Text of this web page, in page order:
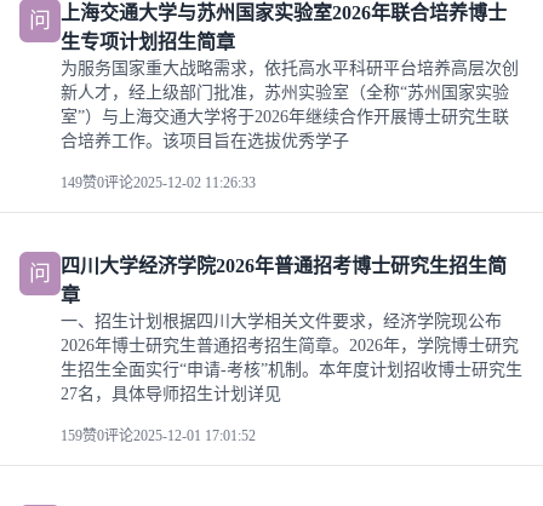
问
上海交通大学与苏州国家实验室2026年联合培养博士
生专项计划招生简章
为服务国家重大战略需求，依托高水平科研平台培养高层次创
新人才，经上级部门批准，苏州实验室（全称“苏州国家实验
室”）与上海交通大学将于2026年继续合作开展博士研究生联
合培养工作。该项目旨在选拔优秀学子
149赞0评论2025-12-02 11:26:33
问
四川大学经济学院2026年普通招考博士研究生招生简
章
一、招生计划根据四川大学相关文件要求，经济学院现公布
2026年博士研究生普通招考招生简章。2026年，学院博士研究
生招生全面实行“申请-考核”机制。本年度计划招收博士研究生
27名，具体导师招生计划详见
159赞0评论2025-12-01 17:01:52